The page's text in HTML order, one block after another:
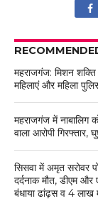
महराजगंज: मिशन
महिलाएं और महिला
महराजगंज में नाबालिग
वाला आरोपी गिरफ्तार,
सिसवा में अमृत सरोवर
दर्दनाक मौत, डीएम और
बंधाया ढांढ़स व 4